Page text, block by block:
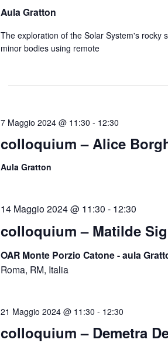
Aula Gratton
The exploration of the Solar System's rocky
minor bodies using remote
colloquium – Alice
7 Maggio 2024 @ 11:30 - 12:30
Aula Gratton
colloquium – Matilde
14 Maggio 2024 @ 11:30 - 12:30
OAR Monte Porzio Catone - aula
Roma, RM, Italia
colloquium – Demetra
21 Maggio 2024 @ 11:30 - 12:30